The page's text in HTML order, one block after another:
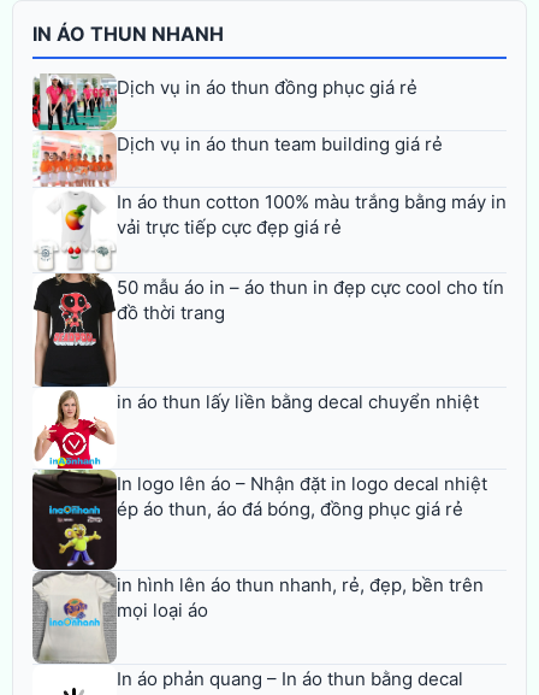
IN ÁO THUN NHANH
Dịch vụ in áo thun đồng phục giá rẻ
Dịch vụ in áo thun team building giá rẻ
In áo thun cotton 100% màu trắng bằng máy in
vải trực tiếp cực đẹp giá rẻ
50 mẫu áo in – áo thun in đẹp cực cool cho tín
đồ thời trang
in áo thun lấy liền bằng decal chuyển nhiệt
In logo lên áo – Nhận đặt in logo decal nhiệt
ép áo thun, áo đá bóng, đồng phục giá rẻ
in hình lên áo thun nhanh, rẻ, đẹp, bền trên
mọi loại áo
In áo phản quang – In áo thun bằng decal